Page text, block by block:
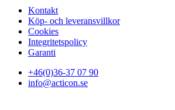
Kontakt
Köp- och leveransvillkor
Cookies
Integritetspolicy
Garanti
+46(0)36-37 07 90
info@acticon.se